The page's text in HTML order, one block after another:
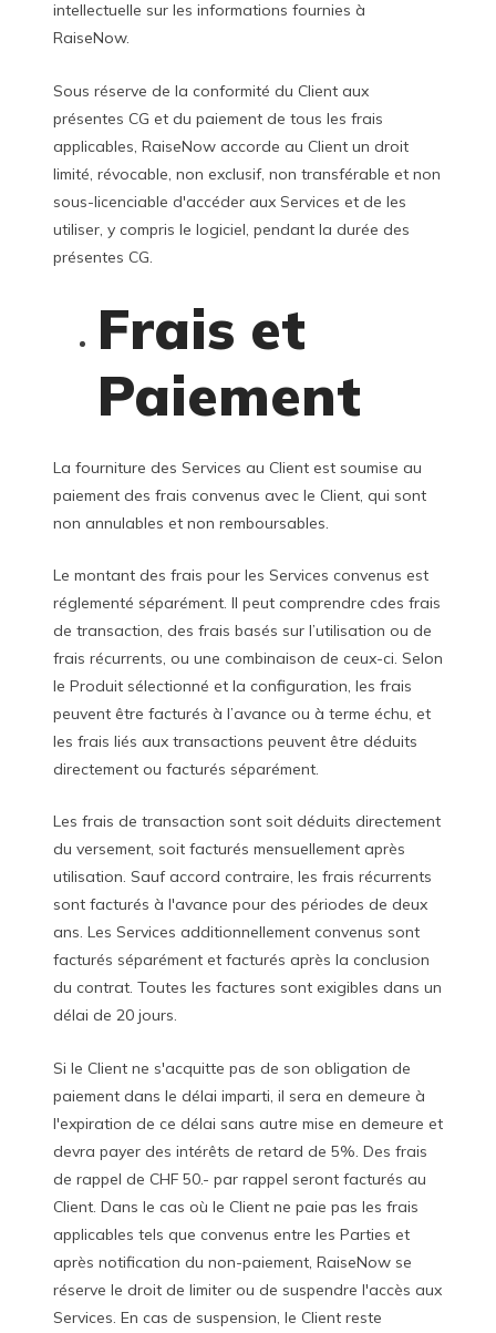
intellectuelle sur les informations fournies à
RaiseNow.
Sous réserve de la conformité du Client aux
présentes CG et du paiement de tous les frais
applicables, RaiseNow accorde au Client un droit
limité, révocable, non exclusif, non transférable et non
sous-licenciable d'accéder aux Services et de les
utiliser, y compris le logiciel, pendant la durée des
présentes CG.
Frais et
Paiement
La fourniture des Services au Client est soumise au
paiement des frais convenus avec le Client, qui sont
non annulables et non remboursables.
Le montant des frais pour les Services convenus est
réglementé séparément. Il peut comprendre cdes frais
de transaction, des frais basés sur l’utilisation ou de
frais récurrents, ou une combinaison de ceux-ci. Selon
le Produit sélectionné et la configuration, les frais
peuvent être facturés à l’avance ou à terme échu, et
les frais liés aux transactions peuvent être déduits
directement ou facturés séparément.
Les frais de transaction sont soit déduits directement
du versement, soit facturés mensuellement après
utilisation. Sauf accord contraire, les frais récurrents
sont facturés à l'avance pour des périodes de deux
ans. Les Services additionnellement convenus sont
facturés séparément et facturés après la conclusion
du contrat. Toutes les factures sont exigibles dans un
délai de 20 jours.
Si le Client ne s'acquitte pas de son obligation de
paiement dans le délai imparti, il sera en demeure à
l'expiration de ce délai sans autre mise en demeure et
devra payer des intérêts de retard de 5%. Des frais
de rappel de CHF 50.- par rappel seront facturés au
Client. Dans le cas où le Client ne paie pas les frais
applicables tels que convenus entre les Parties et
après notification du non-paiement, RaiseNow se
réserve le droit de limiter ou de suspendre l'accès aux
Services. En cas de suspension, le Client reste